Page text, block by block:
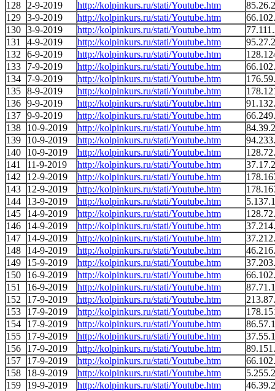
128 2-9-2019 http://kolpinkurs.ru/stati/Youtube.htm
129 3-9-2019 http://kolpinkurs.ru/stati/Youtube.htm
130 3-9-2019 http://kolpinkurs.ru/stati/Youtube.htm
131
4-9-2019 http://kolpinkurs.ru/stati/Youtube.htm
132
6-9-2019 http://kolpinkurs.ru/stati/Youtube.htm
133
7-9-2019 http://kolpinkurs.ru/stati/Youtube.htm
134
7-9-2019 http://kolpinkurs.ru/stati/Youtube.htm
135 8-9-2019 http://kolpinkurs.ru/stati/Youtube.htm
136 9-9-2019 http://kolpinkurs.ru/stati/Youtube.htm
137 9-9-2019 http://kolpinkurs.ru/stati/Youtube.htm
138
10-9-2019 http://kolpinkurs.ru/stati/Youtube.htm
139
10-9-2019 http://kolpinkurs.ru/stati/Youtube.htm
140
10-9-2019 http://kolpinkurs.ru/stati/Youtube.htm
141
11-9-2019 http://kolpinkurs.ru/stati/Youtube.htm
142
12-9-2019 http://kolpinkurs.ru/stati/Youtube.htm
143
12-9-2019 http://kolpinkurs.ru/stati/Youtube.htm
144
13-9-2019 http://kolpinkurs.ru/stati/Youtube.htm
145
14-9-2019 http://kolpinkurs.ru/stati/Youtube.htm
146
14-9-2019 http://kolpinkurs.ru/stati/Youtube.htm
147
14-9-2019 http://kolpinkurs.ru/stati/Youtube.htm
148
14-9-2019 http://kolpinkurs.ru/stati/Youtube.htm
149
15-9-2019 http://kolpinkurs.ru/stati/Youtube.htm
150
16-9-2019 http://kolpinkurs.ru/stati/Youtube.htm
151
16-9-2019 http://kolpinkurs.ru/stati/Youtube.htm
152
17-9-2019 http://kolpinkurs.ru/stati/Youtube.htm
153
17-9-2019 http://kolpinkurs.ru/stati/Youtube.htm
154
17-9-2019 http://kolpinkurs.ru/stati/Youtube.htm
155
17-9-2019 http://kolpinkurs.ru/stati/Youtube.htm
156
17-9-2019 http://kolpinkurs.ru/stati/Youtube.htm
157
17-9-2019 http://kolpinkurs.ru/stati/Youtube.htm
158
18-9-2019 http://kolpinkurs.ru/stati/Youtube.htm
159
19-9-2019 http://kolpinkurs.ru/stati/Youtube.htm